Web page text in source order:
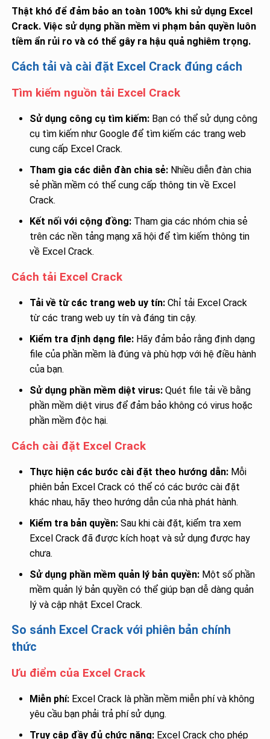
Thật khó để đảm bảo an toàn 100% khi sử dụng Excel
Crack. Việc sử dụng phần mềm vi phạm bản quyền luôn
tiềm ẩn rủi ro và có thể gây ra hậu quả nghiêm trọng.
Cách tải và cài đặt Excel Crack đúng cách
Tìm kiếm nguồn tải Excel Crack
Sử dụng công cụ tìm kiếm: Bạn có thể sử dụng công
cụ tìm kiếm như Google để tìm kiếm các trang web
cung cấp Excel Crack.
Tham gia các diễn đàn chia sẻ: Nhiều diễn đàn chia
sẻ phần mềm có thể cung cấp thông tin về Excel
Crack.
Kết nối với cộng đồng: Tham gia các nhóm chia sẻ
trên các nền tảng mạng xã hội để tìm kiếm thông tin
về Excel Crack.
Cách tải Excel Crack
Tải về từ các trang web uy tín: Chỉ tải Excel Crack
từ các trang web uy tín và đáng tin cậy.
Kiểm tra định dạng file: Hãy đảm bảo rằng định dạng
file của phần mềm là đúng và phù hợp với hệ điều hành
của bạn.
Sử dụng phần mềm diệt virus: Quét file tải về bằng
phần mềm diệt virus để đảm bảo không có virus hoặc
phần mềm độc hại.
Cách cài đặt Excel Crack
Thực hiện các bước cài đặt theo hướng dẫn: Mỗi
phiên bản Excel Crack có thể có các bước cài đặt
khác nhau, hãy theo hướng dẫn của nhà phát hành.
Kiểm tra bản quyền: Sau khi cài đặt, kiểm tra xem
Excel Crack đã được kích hoạt và sử dụng được hay
chưa.
Sử dụng phần mềm quản lý bản quyền: Một số phần
mềm quản lý bản quyền có thể giúp bạn dễ dàng quản
lý và cập nhật Excel Crack.
So sánh Excel Crack với phiên bản chính
thức
Ưu điểm của Excel Crack
Miễn phí: Excel Crack là phần mềm miễn phí và không
yêu cầu bạn phải trả phí sử dụng.
Truy cập đầy đủ chức năng: Excel Crack cho phép